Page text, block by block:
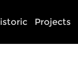
Projects